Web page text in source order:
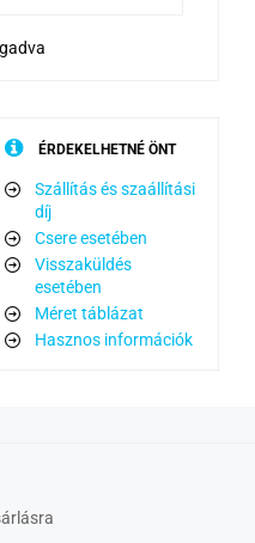
ÉRDEKELHETNÉ ÖNT
Szállítás és szaállítási
díj
Csere esetében
Visszaküldés
esetében
Méret táblázat
Hasznos információk